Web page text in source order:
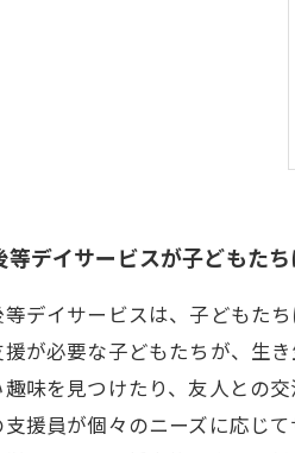
等デイサービスが子どもた
デイサービスは、子どもた
が必要な子どもたちが、生
味を見つけたり、友人との
援員が個々のニーズに応じ